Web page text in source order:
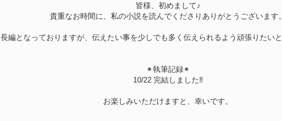
皆様、初めまして♪
貴重なお時間に、私の小説を読んでくださりありがとうございます
長編となっておりますが、伝えたい事を少しでも多く伝えられるよう頑張りたい
✴︎執筆記録✴︎
10/22 完結しました‼︎
お楽しみいただけますと、幸いです。